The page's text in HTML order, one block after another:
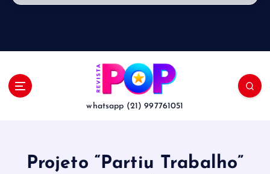
whatsapp (21) 997761051
Projeto “Partiu Trabalho”